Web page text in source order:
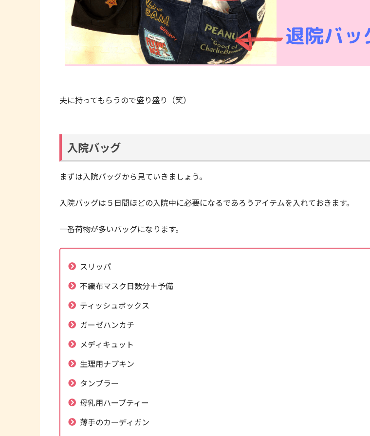
夫に持ってもらうので盛り盛り（笑）
入院バッグ
まずは入院バッグから見ていきましょう。
入院バッグは５日間ほどの入院中に必要になるであろうアイテムを入れておきます。
一番荷物が多いバッグになります。
スリッパ
不織布マスク日数分＋予備
ティッシュボックス
ガーゼハンカチ
メディキュット
生理用ナプキン
タンブラー
母乳用ハーブティー
薄手のカーディガン